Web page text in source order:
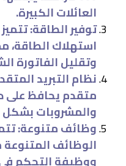
العائلات الكبيرة.
توفير الطاقة:
استهلاك الطاقة،
وتقليل الفاتورة
نظام التبريد
متقدم يحافظ على
والمشروبات بشكل
وظائف متنوعة:
الوظائف المتنوعة
ووظيفة التحكم في